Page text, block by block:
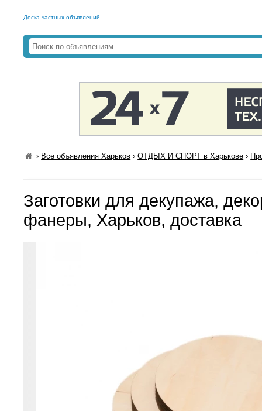
Доска частных объявлений
› Все объявления Харьков ›ОТДЫХ И СПОРТ в Харькове ›
Заготовки для декупажа,
фанеры, Харьков, доставка